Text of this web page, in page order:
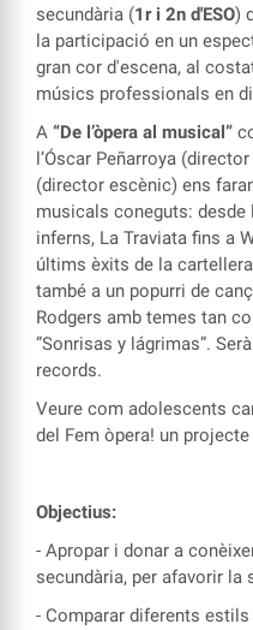
secundària (1r i 2n d'ESO)
la participació en un
gran cor d'escena, al
músics professionals en
A “De l’òpera al musical”
l’Óscar Peñarroya
(director escènic) ens
musicals coneguts: desde
inferns, La Traviata fins a
últims èxits de la
també a un popurri de
Rodgers amb temes tan
”Sonrisas y lágrimas”.
records.
Veure com adolescents
del Fem òpera! un
Objectius:
- Apropar i donar a
secundària, per afavorir la
- Comparar diferents